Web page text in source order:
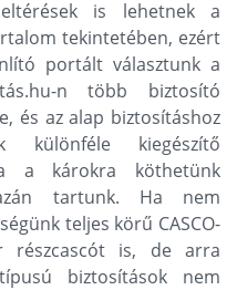
is lehetnek a
tekintetében, ezért
portált választunk a
n több biztosító
és az alap biztosításhoz
különféle kiegészítő
a károkra köthetünk
tartunk. Ha nem
teljes körű CASCO-
részcascót is, de arra
biztosítások nem